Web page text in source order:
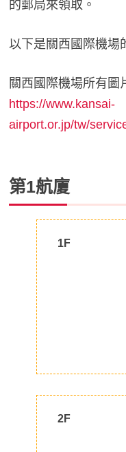
的郵局來領取。
以下是關西國際機場
關西國際機場所有圖
https://www.kansai-
airport.or.jp/tw/
第1航廈
1F
2F